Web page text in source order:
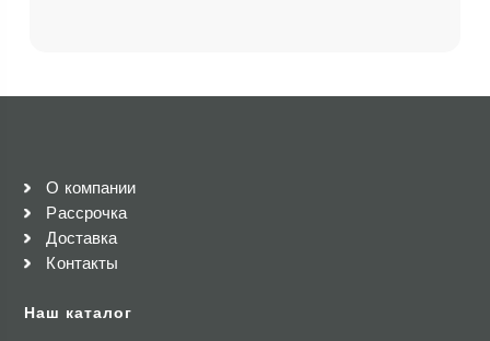
О компании
Рассрочка
Доставка
Контакты
Наш каталог